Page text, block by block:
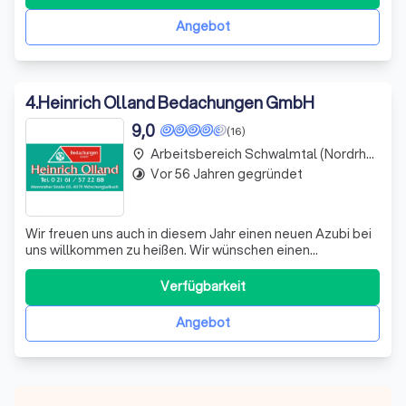
gegründet und hat sich seitdem stetig weiterentwick
Angebot
4.Heinrich Olland Bedachungen GmbH
(16)
9,0
Wir freuen uns auch in diesem Jahr einen neuen Azubi bei
uns willkommen zu heißen. Wir wünschen einen
angenehmen Start in das Berufsleben und viel Erfolg bei
der Ausbildung in unserem Unternehmen. mehr Laub,
Dreck und Unrat sammeln sich gerne in der Dachrinne und
verstopfen den Abfluss und/o
Angebot
Verfügbarkeit
place Arbeitsbereich Schwalmtal (Nordrhein-Westfalen)
timelapse Vor 56 Jahren gegründet